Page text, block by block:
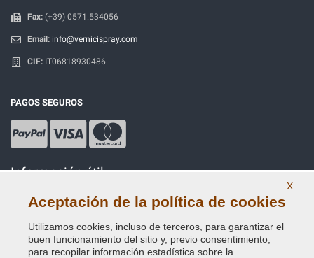
Fax: (+39) 0571.534056
Email: info@vernicispray.com
CIF: IT06818930486
PAGOS SEGUROS
Información útil
Nuestra Empresa
Términos y condiciones generales de venta
Nuestras reseñas
X
Aceptación de la política de cookies
Utilizamos cookies, incluso de terceros, para garantizar el
buen funcionamiento del sitio y, previo consentimiento,
para recopilar información estadística sobre la